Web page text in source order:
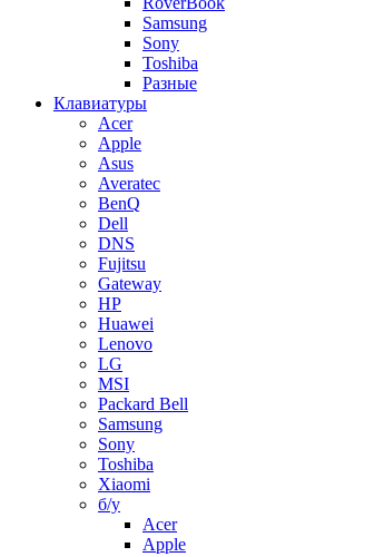
Samsung
Sony
Toshiba
Разные
Клавиатуры
Acer
Apple
Asus
Averatec
BenQ
Dell
DNS
Fujitsu
Gateway
HP
Huawei
Lenovo
LG
MSI
Packard Bell
Samsung
Sony
Toshiba
Xiaomi
б/у
Acer
Apple